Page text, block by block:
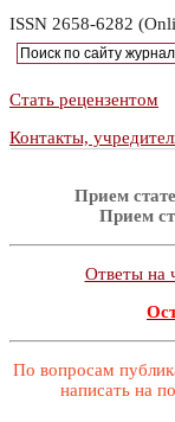
ISSN 2658-6282
Стать рецензентом
Контакты,
Прием
Прием
Ответы на
По вопросам
написать на